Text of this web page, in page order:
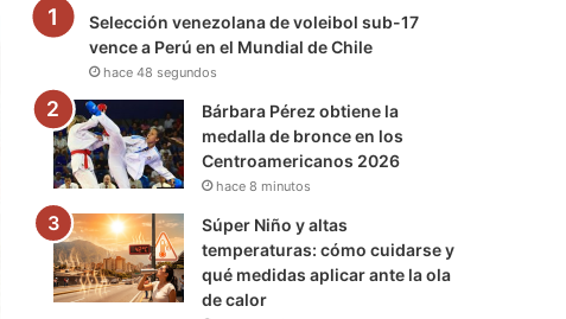
k
a
m
Selección venezolana de voleibol sub-17
vence a Perú en el Mundial de Chile
hace 48 segundos
Bárbara Pérez obtiene la
medalla de bronce en los
Centroamericanos 2026
hace 8 minutos
Súper Niño y altas
temperaturas: cómo cuidarse y
qué medidas aplicar ante la ola
de calor